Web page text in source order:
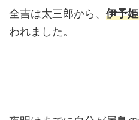
全吉は太三郎から、 伊予
われました。